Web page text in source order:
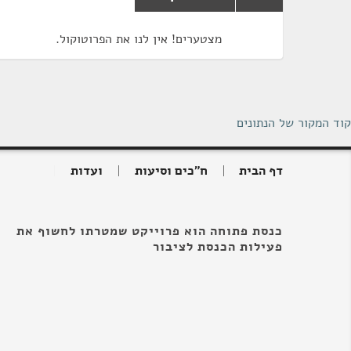
מצטערים! אין לנו את הפרוטוקול.
קוד המקור של הנתונים
דף הבית ח"כים וסיעות ועדות
כנסת פתוחה הוא פרוייקט שמטרתו לחשוף את
פעילות הכנסת לציבור